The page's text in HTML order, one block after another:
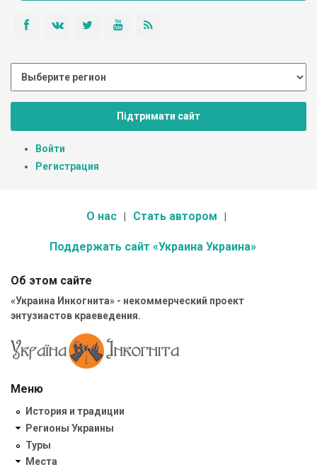
Підтримати сайт
Войти
Регистрация
О нас Стать автором
Поддержать сайт «Украина Украина»
Об этом сайте
«Украина Инкогнита» - некоммерческий проект
энтузиастов краеведения.
Меню
История и традиции
Регионы Украины
Туры
Места